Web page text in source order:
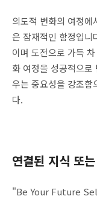
의도적 변화의 여정에
은 잠재적인 함정입니
이며 도전으로 가득
화 여정을 성공적으로
우는 중요성을 강조함
다.
연결된 지식 또
"Be Your Future